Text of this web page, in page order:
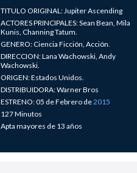
TITULO ORIGINAL: Jupiter Ascending
ACTORES PRINCIPALES: Sean Bean, Mila
Kunis, Channing Tatum.
GENERO: Ciencia Ficción, Acción.
DIRECCION: Lana Wachowski, Andy
Wachowski.
ORIGEN: Estados Unidos.
DISTRIBUIDORA: Warner Bros
ESTRENO: 05 de Febrero de2015
127 Minutos
Apta mayores de 13 años